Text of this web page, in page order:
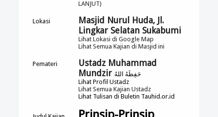
LANJUT)
Lokasi
Masjid Nurul Huda, Jl.
Lingkar Selatan Sukabumi
Lihat Lokasi di Google Map
Lihat Semua Kajian di Masjid ini
Pemateri
Ustadz Muhammad
Mundzir حَفِظَهُ اللهُ
Lihat Profil Ustadz
Lihat Semua Kajian Ustadz
Lihat Tulisan di Buletin Tauhid.or.id